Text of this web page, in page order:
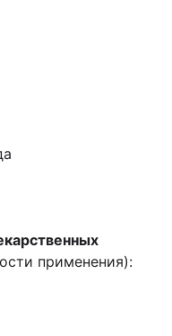
применения):